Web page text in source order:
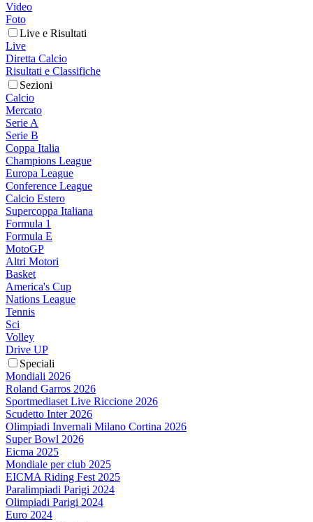
Video
Foto
Live e Risultati
Live
Diretta Calcio
Risultati e Classifiche
Sezioni
Calcio
Mercato
Serie A
Serie B
Coppa Italia
Champions League
Europa League
Conference League
Calcio Estero
Supercoppa Italiana
Formula 1
Formula E
MotoGP
Altri Motori
Basket
America's Cup
Nations League
Tennis
Sci
Volley
Drive UP
Speciali
Mondiali 2026
Roland Garros 2026
Sportmediaset Live Riccione 2026
Scudetto Inter 2026
Olimpiadi Invernali Milano Cortina 2026
Super Bowl 2026
Eicma 2025
Mondiale per club 2025
EICMA Riding Fest 2025
Paralimpiadi Parigi 2024
Olimpiadi Parigi 2024
Euro 2024